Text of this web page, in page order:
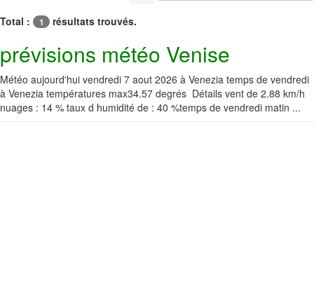
Total : 1 résultats trouvés.
prévisions météo Venise
Météo aujourd'hui vendredi 7 aout 2026 à Venezia temps de vendredi
à Venezia températures max34.57 degrés Détails vent de 2.88 km/h
nuages : 14 % taux d humidité de : 40 %temps de vendredi matin ...